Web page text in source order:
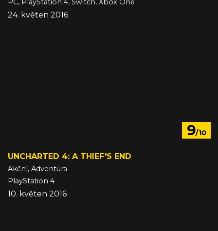
PC, PlayStation 4, Switch, Xbox One
24. květen 2016
9/10
UNCHARTED 4: A THIEF'S END
Akční, Adventura
PlayStation 4
10. květen 2016